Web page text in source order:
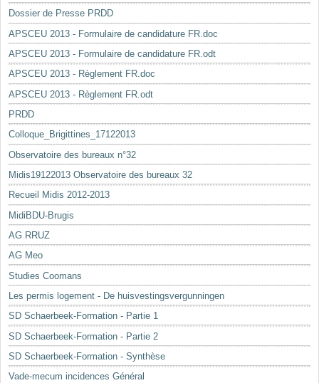
Dossier de Presse PRDD
APSCEU 2013 - Formulaire de candidature FR.doc
APSCEU 2013 - Formulaire de candidature FR.odt
APSCEU 2013 - Règlement FR.doc
APSCEU 2013 - Règlement FR.odt
PRDD
Colloque_Brigittines_17122013
Observatoire des bureaux n°32
Midis19122013 Observatoire des bureaux 32
Recueil Midis 2012-2013
MidiBDU-Brugis
AG RRUZ
AG Meo
Studies Coomans
Les permis logement - De huisvestingsvergunningen
SD Schaerbeek-Formation - Partie 1
SD Schaerbeek-Formation - Partie 2
SD Schaerbeek-Formation - Synthèse
Vade-mecum incidences Général